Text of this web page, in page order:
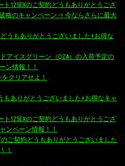
ト125EXのご契約どうもありがとうござ
破格のキャンペーン⇒ 今ならさらに最大
うもありがとうございました+お得な
アイスグリーン（QZA）の入荷予定の
ン情報！！
クリアせよ！
もありがとうございました+お得なキャ
ト125EXのご契約どうもありがとうござ
ンペーン情報！！
のご契約どうもありがとうございました
！